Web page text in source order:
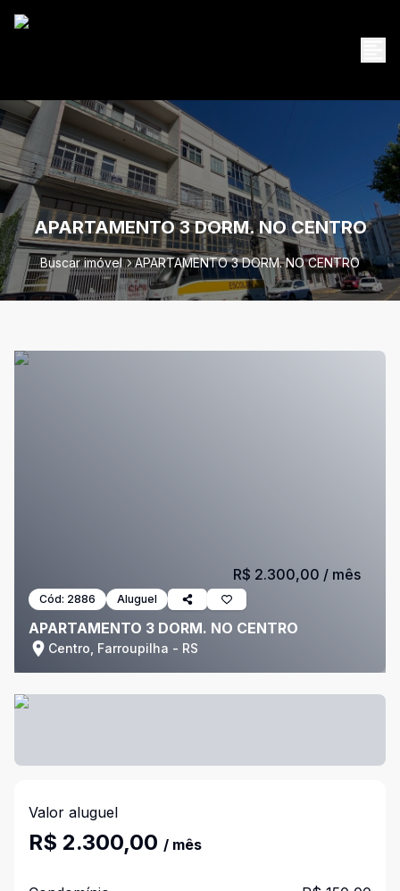
APARTAMENTO 3 DORM. NO CENTRO
Buscar imóvel APARTAMENTO 3 DORM. NO CENTRO
Cód: 2886 Aluguel
APARTAMENTO 3 DORM. NO CENTRO
Centro, Farroupilha - RS
R$ 2.300,00 / mês
Valor aluguel
R$ 2.300,00 / mês